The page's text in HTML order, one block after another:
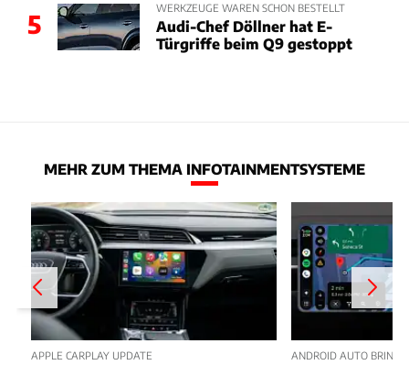
5
WERKZEUGE WAREN SCHON BESTELLT
Audi-Chef Döllner hat E-
Türgriffe beim Q9 gestoppt
MEHR ZUM THEMA INFOTAINMENTSYSTEME
APPLE CARPLAY UPDATE ANDROID AUTO BRINGT